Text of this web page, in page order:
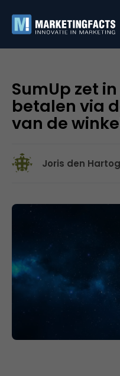
SumUp zet
betalen via
van de
Joris den Hartog